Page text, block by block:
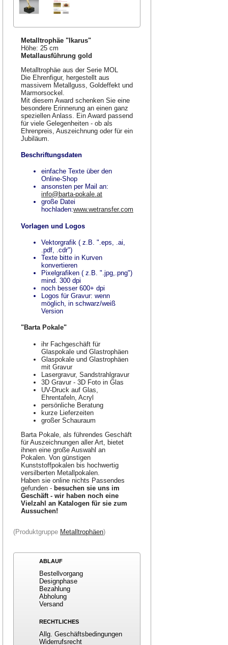
Metalltrophäe "Ikarus"
Höhe: 25 cm
Metallausführung gold
Metalltrophäe aus der Serie MOL
Die Ehrenfigur, hergestellt aus
massivem Metallguss, Goldeffekt und
Marmorsockel.
Mit diesem Award schenken Sie eine
besondere Erinnerung an einen ganz
speziellen Anlass. Ein Award passend
für viele Gelegenheiten - ob als
Ehrenpreis, Auszeichnung oder für ein
Jubiläum.
Beschriftungsdaten
einfache Texte über den
Online-Shop
ansonsten per Mail an:
info@barta-pokale.at
große Datei
hochladen:www.wetransfer.com
Vorlagen und Logos
Vektorgrafik ( z.B. ".eps, .ai,
.pdf, .cdr")
Texte bitte in Kurven
konvertieren
Pixelgrafiken ( z.B. ".jpg,.png")
mind. 300 dpi
noch besser 600+ dpi
Logos für Gravur: wenn
möglich, in schwarz/weiß
Version
"Barta Pokale"
ihr Fachgeschäft für
Glaspokale und Glastrophäen
Glaspokale und Glastrophäen
mit Gravur
Lasergravur, Sandstrahlgravur
3D Gravur - 3D Foto in Glas
UV-Druck auf Glas,
Ehrentafeln, Acryl
persönliche Beratung
kurze Lieferzeiten
großer Schauraum
Barta Pokale, als führendes Geschäft
für Auszeichnungen aller Art, bietet
ihnen eine große Auswahl an
Pokalen. Von günstigen
Kunststoffpokalen bis hochwertig
versilberten Metallpokalen.
Haben sie online nichts Passendes
gefunden - besuchen sie uns im
Geschäft - wir haben noch eine
Vielzahl an Katalogen für sie zum
Aussuchen!
(Produktgruppe Metalltrophäen)
ABLAUF
Bestellvorgang
Designphase
Bezahlung
Abholung
Versand
RECHTLICHES
Allg. Geschäftsbedingungen
Widerrufsrecht